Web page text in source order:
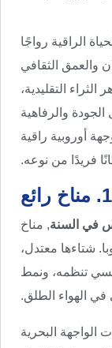
الراقية رواجًا
والعمق الثقافي
التقليدية،
والرفاهية
أوروبية راقية
فريدًا من نوعه.
1. مناخ رائع
, مناخ
شتاءها معتدل،
تنظمه، ونمط
في الهواء الطلق.
البحرية